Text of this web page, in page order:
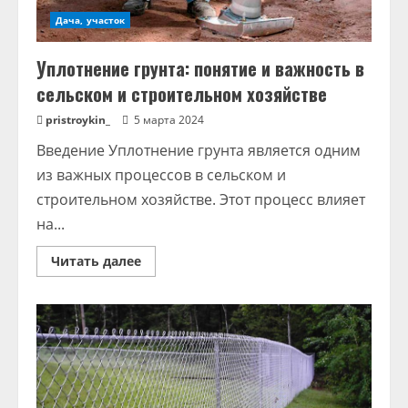
Дача, участок
Уплотнение грунта: понятие и важность в
сельском и строительном хозяйстве
pristroykin_ 5 марта 2024
Введение Уплотнение грунта является одним
из важных процессов в сельском и
строительном хозяйстве. Этот процесс влияет
на...
Читать далееRead
more
грунта:
понятие
и
важность
в
сельском
и
строительном